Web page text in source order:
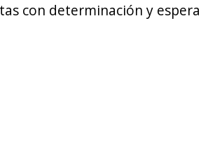
con determinación y